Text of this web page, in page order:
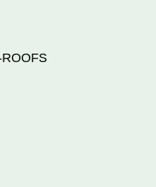
Sverige till revisor för
därför ändrat sitt tidigare
i Dagens Industri den 22